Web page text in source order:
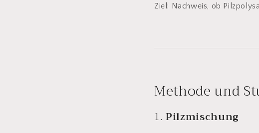
Ziel: Nachweis, ob
Methode und
1. Pilzmischung